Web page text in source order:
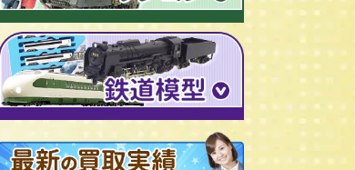
プレイモービル
マスターピース
M1号
S.H.モンスターアーツ
ULTRA-ACT
SDX
ホットトイズ/HOT TOYS
サイドショウ/SIDE SHOW
パリセイズ/PALISADES
メズコ/MEZCO
プレイアーツ/PLAY ARTS
RAH
一騎当千
東方Project
涼宮ハルヒの憂鬱
化物語・偽物語
百花繚乱
ハイブリッドアクティブ/HAF
えっくす☆きゅーと
ピュアニーモ
リカちゃん
バービー
シルバニアファミリー
エブロ/EBBRO
ミニチャンプス
hpiレーシング
ノレブ/NOREV
ダイヤペット/Diapet
ガンダム/GUNDAM
アーマード・コア